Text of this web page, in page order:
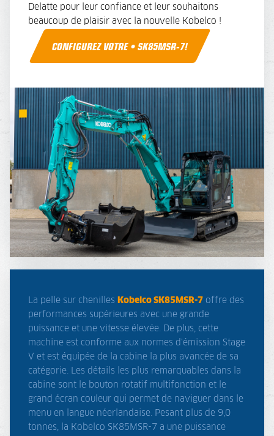
Delatte pour leur confiance et leur souhaitons
beaucoup de plaisir avec la nouvelle Kobelco !
CONFIGUREZ VOTRE • SK85MSR-7!
La pelle sur chenilles Kobelco SK85MSR-7 offre des
performances supérieures avec une grande
puissance et une vitesse élevée. De plus, cette
machine est conforme aux normes d'émission Stage
V et est équipée de la cabine la plus avancée de sa
catégorie. Les détails les plus remarquables dans la
cabine sont le bouton rotatif multifonction et le
grand écran couleur qui permet de naviguer dans le
menu en langue néerlandaise. Pesant plus de 9,0
tonnes, la Kobelco SK85MSR-7 a une puissance